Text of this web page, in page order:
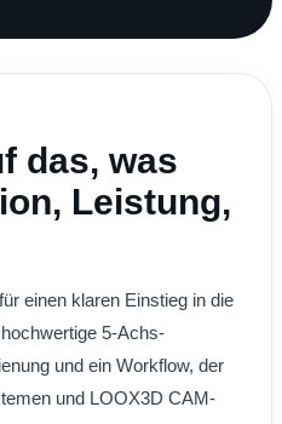
das, was
Leistung,
einen klaren Einstieg in die
5-Achs-
und ein Workflow, der
und LOOX3D CAM-